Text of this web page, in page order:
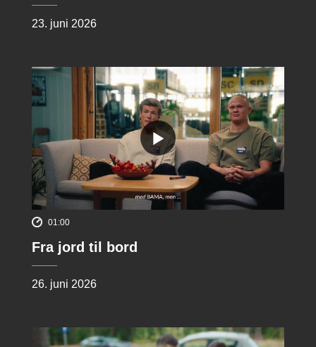
23. juni 2026
01:00
Fra jord til bord
26. juni 2026